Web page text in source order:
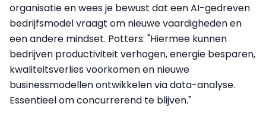
organisatie en wees je bewust dat een AI-gedreven
bedrijfsmodel vraagt om nieuwe vaardigheden en
een andere mindset. Potters: "Hiermee kunnen
bedrijven productiviteit verhogen, energie besparen,
kwaliteitsverlies voorkomen en nieuwe
businessmodellen ontwikkelen via data-analyse.
Essentieel om concurrerend te blijven."